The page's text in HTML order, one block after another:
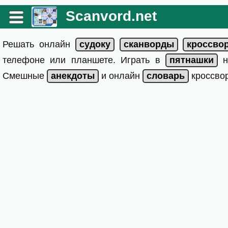
Scanvord.net
Решать онлайн
телефоне или планшете. Играть в
Смешные
и онлайн